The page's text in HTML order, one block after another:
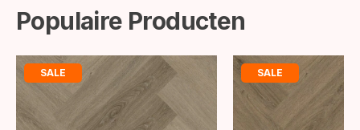
Populaire Producten
SALE SALE